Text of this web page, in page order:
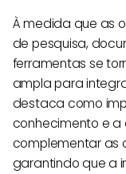
À medida que as
de pesquisa,
ferramentas se
ampla para
destaca como
conhecimento e a
complementar as
garantindo que a